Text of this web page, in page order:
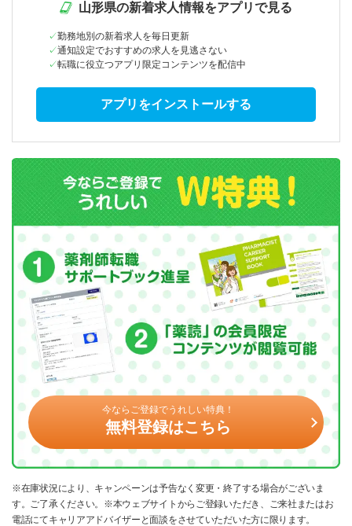
山形県の新着求人情報をアプリで見る
勤務地別の新着求人を毎日更新
通知設定でおすすめの求人を見逃さない
転職に役立つアプリ限定コンテンツを配信中
アプリをインストールする
今ならご登録でうれしい特典！
無料登録はこちら
※在庫状況により、キャンペーンは予告なく変更・終了する場合がございま
す。ご了承ください。※本ウェブサイトからご登録いただき、ご来社またはお
電話にてキャリアアドバイザーと面談をさせていただいた方に限ります。